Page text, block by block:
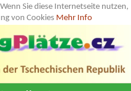
Sie diese Internetseite nutzen,
von Cookies Mehr Info